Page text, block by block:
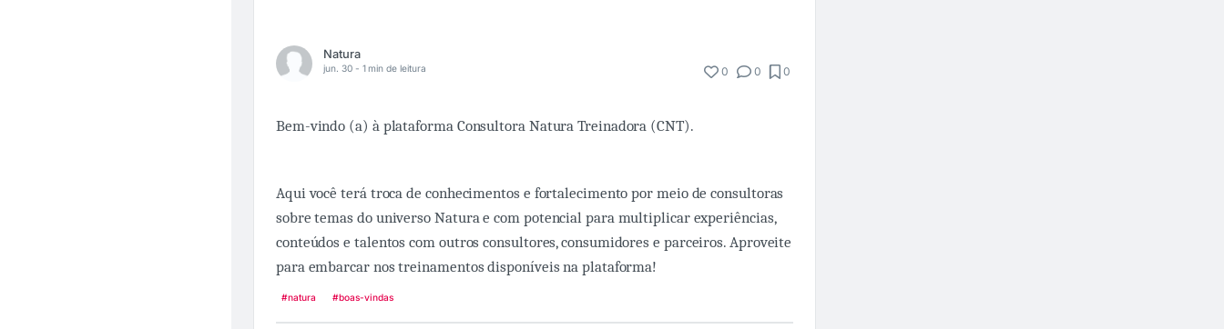
Natura
jun. 30 - 1 min de leitura 0 0 0
Bem-vindo (a) à plataforma Consultora Natura Treinadora (CNT).
Aqui você terá troca de conhecimentos e fortalecimento por meio de consultoras
sobre temas do universo Natura e com potencial para multiplicar experiências,
conteúdos e talentos com outros consultores, consumidores e parceiros. Aproveite
para embarcar nos treinamentos disponíveis na plataforma!
#natura #boas-vindas